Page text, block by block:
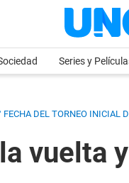
Series y
DEL TORNEO INICIAL
vuelta